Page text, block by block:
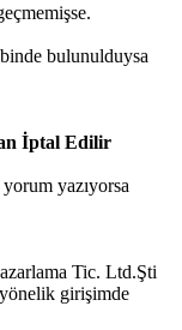
bulunulduysa
İptal Edilir
yazıyorsa
Tic. Ltd.Şti
girişimde